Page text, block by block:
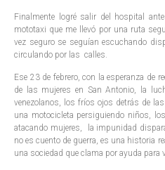
Finalmente logré salir del hospital
mototaxi que me llevó por una ruta
vez seguro se seguían escuchando
circulando por las calles.
Ese 23 de febrero, con la esperanza de
de las mujeres en San Antonio, la
venezolanos, los fríos ojos detrás de
una motocicleta persiguiendo niños,
atacando mujeres, la impunidad
no es cuento de guerra, es una historia
una sociedad que clama por ayuda para